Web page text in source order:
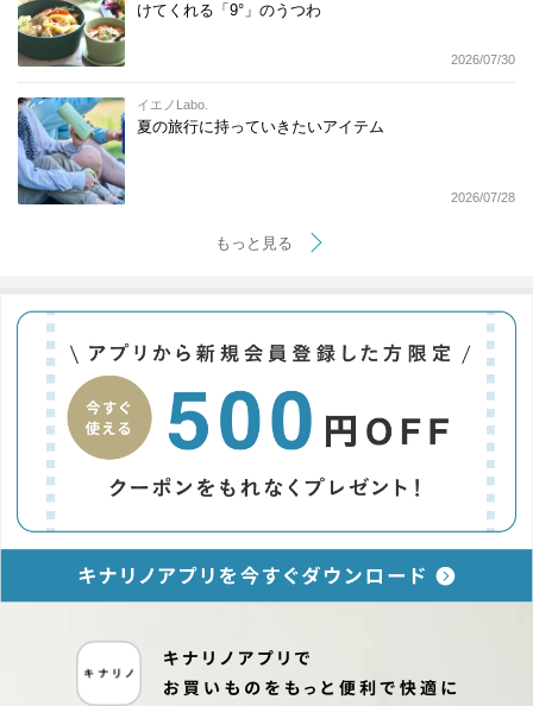
けてくれる「9°」のうつわ
2026/07/30
イエノLabo.
夏の旅行に持っていきたいアイテム
2026/07/28
もっと見る